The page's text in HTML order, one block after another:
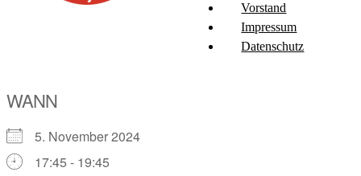
Vorstand
Impressum
Datenschutz
WANN
5. November 2024
17:45 - 19:45